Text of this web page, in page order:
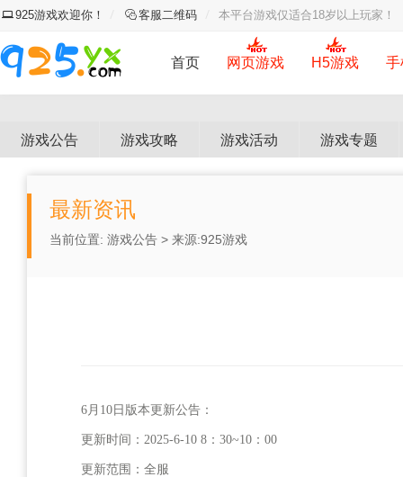
925游戏欢迎你！ 客服二维码 本平台游戏仅适合18岁以上玩家！
首页 网页游戏 H5游戏 手
游戏公告 游戏攻略 游戏活动 游戏专题
最新资讯
当前位置: 游戏公告 > 来源:925游戏
6月10日版本更新公告：
更新时间：2025-6-10 8：30~10：00
更新范围：全服